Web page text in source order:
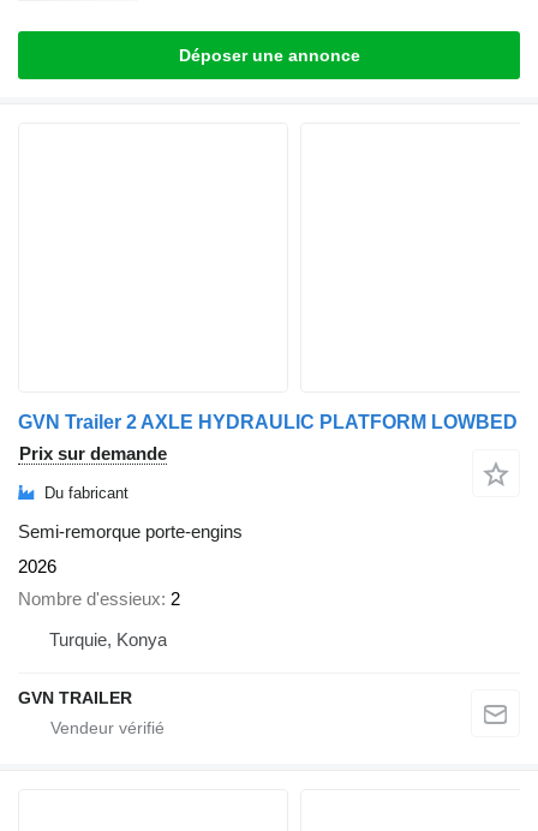
Déposer une annonce
GVN Trailer 2 AXLE HYDRAULIC PLATFORM LOWBED
Prix sur demande
Du fabricant
Semi-remorque porte-engins
2026
Nombre d'essieux 2
Turquie, Konya
GVN TRAILER